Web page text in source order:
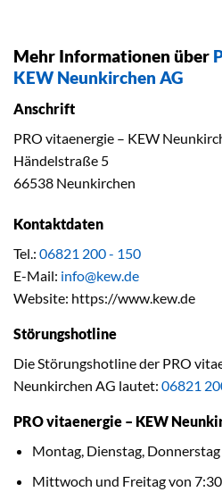
Mehr Informationen über
KEW Neunkirchen AG
Anschrift
PRO vitaenergie – KEW
Händelstraße 5
66538 Neunkirchen
Kontaktdaten
Tel.: 06821 200 - 150
E-Mail: info@kew.de
Website: https://www.kew.de
Störungshotline
Die Störungshotline der PRO
Neunkirchen AG lautet: 06821
PRO vitaenergie – KEW
Montag, Dienstag,
Mittwoch und Freitag von